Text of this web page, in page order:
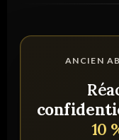
ANCIEN
10